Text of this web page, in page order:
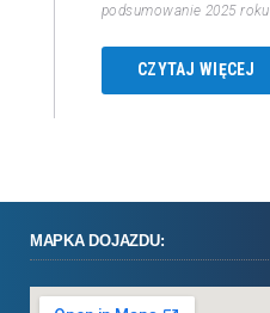
podsumowanie 2025 roku
CZYTAJ WIĘCEJ
MAPKA DOJAZDU: